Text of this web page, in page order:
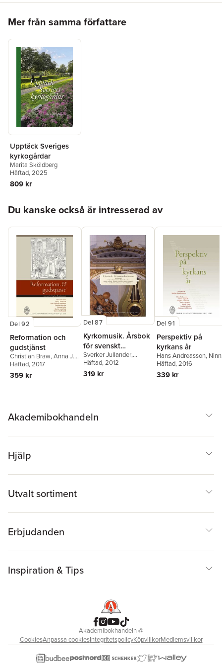
Mer från samma författare
Upptäck Sveriges
kyrkogårdar
Marita Sköldberg
Häftad, 2025
809 kr
Du kanske också är intresserad av
Del 92
Reformation och
gudstjänst
Christian Braw,Anna J.
Evertsson,Stina Fallberg
Sundmark
Girmalm
Häftad, 2017
359 kr
Del 87
Kyrkomusik. Årsbok
för svenskt
gudstjänstliv
Sverker Jullander,
Johannes Landgren
Mattias Lundberg
Lundblad
Häftad, 2012
319 kr
Del 91
Perspektiv på
kyrkans år
Hans Andreasson,
Edgardh,Magnus
Evertsson
Frykman
Häftad, 2016
339 kr
Akademibokhandeln
Hjälp
Utvalt sortiment
Erbjudanden
Inspiration & Tips
Akademibokhandeln@
CookiesAnpassa cookiesIntegritetspolicyKöpvillkorMedlemsvillkor